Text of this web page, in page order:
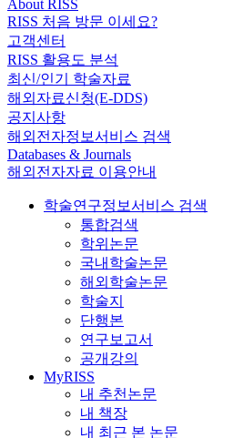
About RISS
RISS 처음 방문 이세요?
고객센터
RISS 활용도 분석
최신/인기 학술자료
해외자료신청(E-DDS)
공지사항
해외전자정보서비스 검색
Databases & Journals
해외전자자료 이용안내
학술연구정보서비스 검색
통합검색
학위논문
국내학술논문
해외학술논문
학술지
단행본
연구보고서
공개강의
MyRISS
내 추천논문
내 책장
내 최근 본 논문